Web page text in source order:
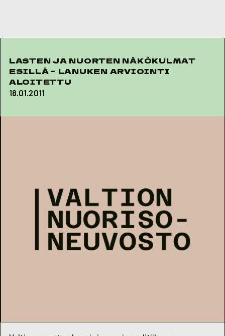
LASTEN JA NUORTEN NÄKÖKULMAT
ESILLÄ – LANUKEN ARVIOINTI
ALOITETTU
18.01.2011